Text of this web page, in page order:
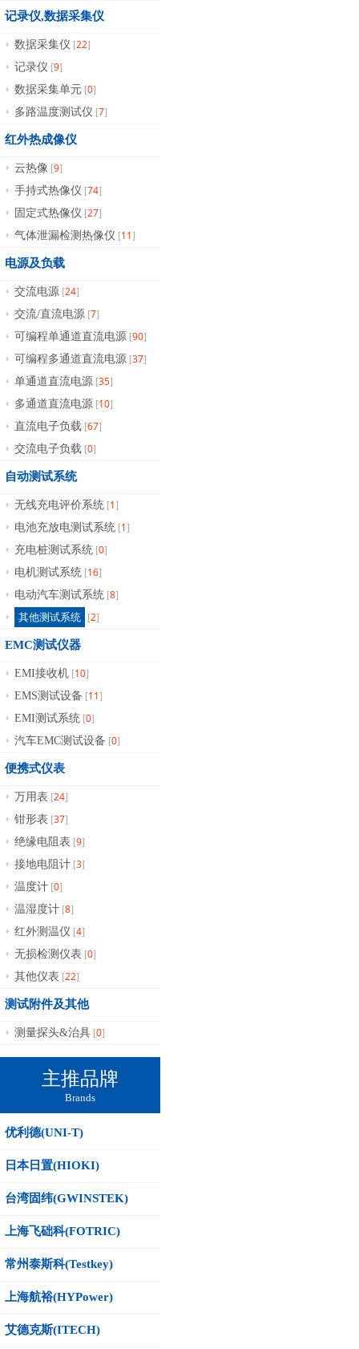
记录仪,数据采集仪
数据采集仪 [22]
记录仪 [9]
数据采集单元 [0]
多路温度测试仪 [7]
红外热成像仪
云热像 [9]
手持式热像仪 [74]
固定式热像仪 [27]
气体泄漏检测热像仪 [11]
电源及负载
交流电源 [24]
交流/直流电源 [7]
可编程单通道直流电源 [90]
可编程多通道直流电源 [37]
单通道直流电源 [35]
多通道直流电源 [10]
直流电子负载 [67]
交流电子负载 [0]
自动测试系统
无线充电评价系统 [1]
电池充放电测试系统 [1]
充电桩测试系统 [0]
电机测试系统 [16]
电动汽车测试系统 [8]
其他测试系统 [2]
EMC测试仪器
EMI接收机 [10]
EMS测试设备 [11]
EMI测试系统 [0]
汽车EMC测试设备 [0]
便携式仪表
万用表 [24]
钳形表 [37]
绝缘电阻表 [9]
接地电阻计 [3]
温度计 [0]
温湿度计 [8]
红外测温仪 [4]
无损检测仪表 [0]
其他仪表 [22]
测试附件及其他
测量探头&治具 [0]
主推品牌
Brands
优利德(UNI-T)
日本日置(HIOKI)
台湾固纬(GWINSTEK)
上海飞础科(FOTRIC)
常州泰斯科(Testkey)
上海航裕(HYPower)
艾德克斯(ITECH)